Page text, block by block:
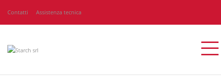
Contatti Assistenza tecnica